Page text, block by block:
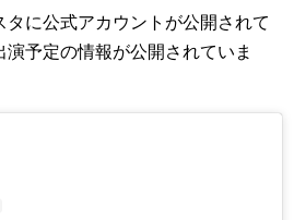
に公式アカウントが公開されて
予定の情報が公開されていま